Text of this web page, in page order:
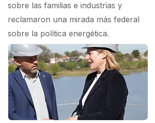
sobre las familias e industrias y
reclamaron una mirada más federal
sobre la política energética.